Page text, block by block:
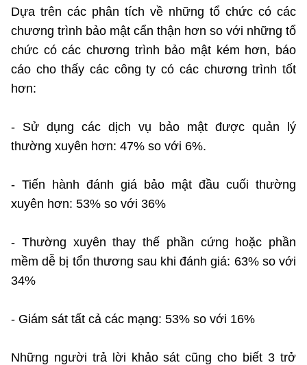
website này)
Dựa trên các phân tích về những tổ chức có các
chương trình bảo mật cẩn thận hơn so với những tổ
chức có các chương trình bảo mật kém hơn, báo
cáo cho thấy các công ty có các chương trình tốt
hơn:
- Sử dụng các dịch vụ bảo mật được quản lý
thường xuyên hơn: 47% so với 6%.
- Tiến hành đánh giá bảo mật đầu cuối thường
xuyên hơn: 53% so với 36%
- Thường xuyên thay thế phần cứng hoặc phần
mềm dễ bị tổn thương sau khi đánh giá: 63% so với
34%
- Giám sát tất cả các mạng: 53% so với 16%
Những người trả lời khảo sát cũng cho biết 3 trở